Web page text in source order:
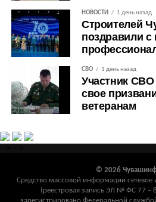
НОВОСТИ 1 день назад
Строителей
поздравили
СВО 1 день назад
Участник
свое
ветеранам
© 2026
Средство массовой информации
(реестровая запись ЭЛ № ФС 77 –